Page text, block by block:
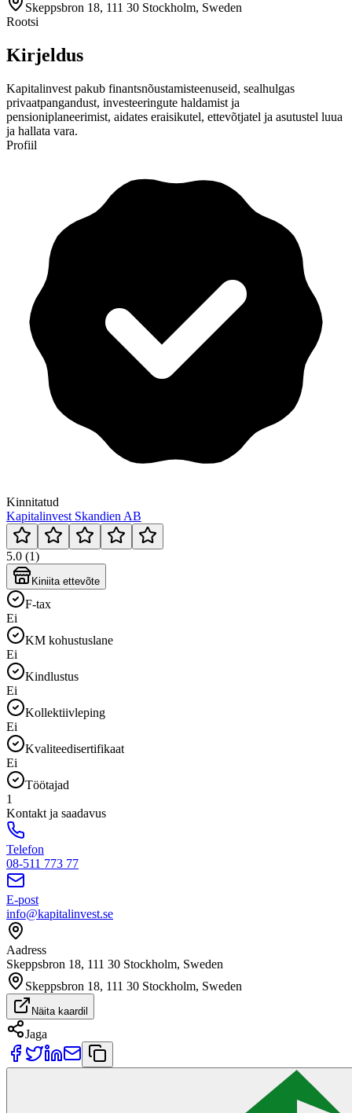
Skeppsbron 18, 111 30 Stockholm, Sweden
Rootsi
Kirjeldus
Kapitalinvest pakub finantsnõustamisteenuseid, sealhulgas
privaatpangandust, investeeringute haldamist ja
pensioniplaneerimist, aidates eraisikutel, ettevõtjatel ja asutustel luua
ja hallata vara.
Profiil
Kinnitatud
Kapitalinvest Skandien AB
5.0 (1)
Kiniita ettevõte
F-tax
Ei
KM kohustuslane
Ei
Kindlustus
Ei
Kollektiivleping
Ei
Kvaliteedisertifikaat
Ei
Töötajad
1
Kontakt ja saadavus
Telefon
08-511 773 77
E-post
info@kapitalinvest.se
Aadress
Skeppsbron 18, 111 30 Stockholm, Sweden
Skeppsbron 18, 111 30 Stockholm, Sweden
Näita kaardil
Jaga